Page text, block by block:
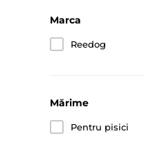
Marca
Reedog
Mărime
Pentru pisici